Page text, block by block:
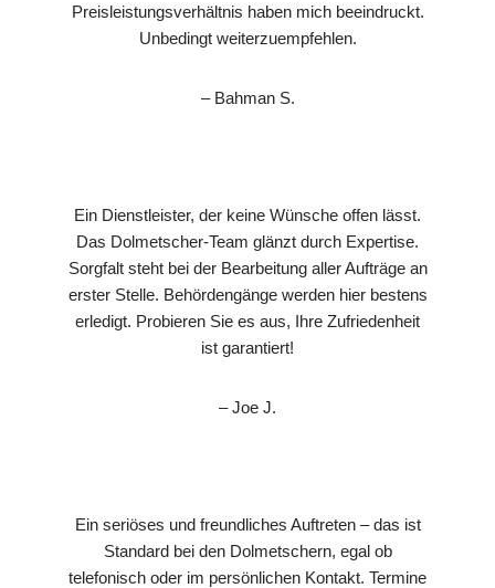
Preisleistungsverhältnis haben mich beeindruckt.
Unbedingt weiterzuempfehlen.
– Bahman S.
Ein Dienstleister, der keine Wünsche offen lässt.
Das Dolmetscher-Team glänzt durch Expertise.
Sorgfalt steht bei der Bearbeitung aller Aufträge an
erster Stelle. Behördengänge werden hier bestens
erledigt. Probieren Sie es aus, Ihre Zufriedenheit
ist garantiert!
– Joe J.
Ein seriöses und freundliches Auftreten – das ist
Standard bei den Dolmetschern, egal ob
telefonisch oder im persönlichen Kontakt. Termine